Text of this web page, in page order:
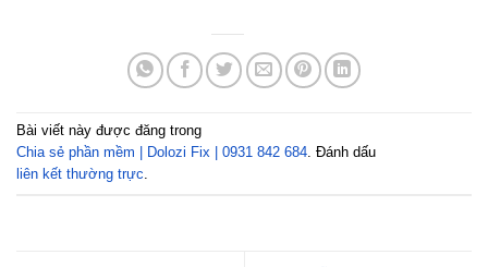
Bài viết này được đăng trong
Chia sẻ phần mềm | Dolozi Fix | 0931 842 684. Đánh dấu
liên kết thường trực.